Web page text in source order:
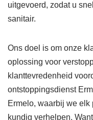
uitgevoerd, zodat u
sanitair.
Ons doel is om onze
oplossing voor
klanttevredenheid
ontstoppingsdienst
Ermelo, waarbij we
kundig verhelpen.